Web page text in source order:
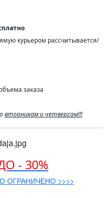
курьером рассчитывается/
заказа
вторникам и четвергам!!!
- 30%
ОГРАНИЧЕНО >>>>